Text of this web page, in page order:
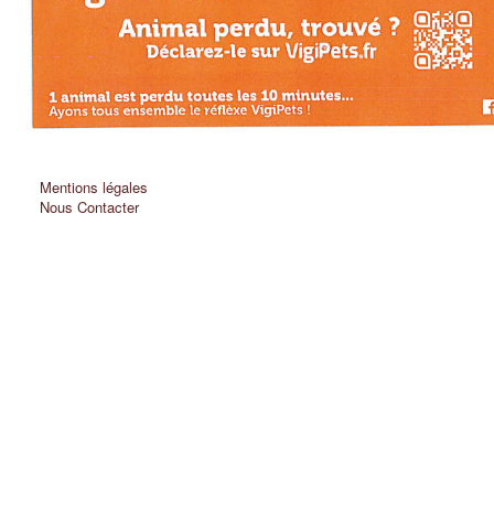
Mentions légales
Nous Contacter